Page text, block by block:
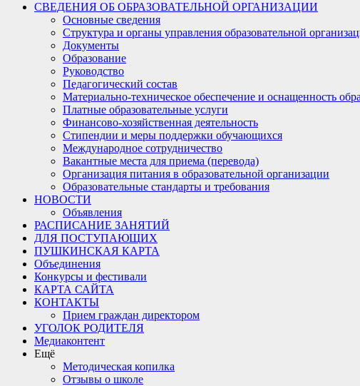
СВЕДЕНИЯ ОБ ОБРАЗОВАТЕЛЬНОЙ ОРГАНИЗАЦИИ
Основные сведения
Структура и органы управления образовательной
Документы
Образование
Руководство
Педагогический состав
Материально-техническое обеспечение и оснащенность
Платные образовательные услуги
Финансово-хозяйственная деятельность
Стипендии и меры поддержки обучающихся
Международное сотрудничество
Вакантные места для приема (перевода)
Организация питания в образовательной организации
Образовательные стандарты и требования
НОВОСТИ
Объявления
РАСПИСАНИЕ ЗАНЯТИЙ
ДЛЯ ПОСТУПАЮЩИХ
ПУШКИНСКАЯ КАРТА
Объединения
Конкурсы и фестивали
КАРТА САЙТА
КОНТАКТЫ
Прием граждан директором
УГОЛОК РОДИТЕЛЯ
Медиаконтент
Ещё
Методическая копилка
Отзывы о школе